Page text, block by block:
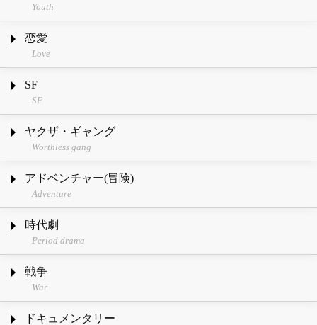
Youth
恋愛
Love
SF
SF
ヤクザ・ギャング
Worthless gang
アドベンチャー(冒険)
Adventure
時代劇
Period drama
戦争
War
ドキュメンタリー